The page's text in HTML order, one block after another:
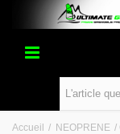
Accueil / NEOPRENE /